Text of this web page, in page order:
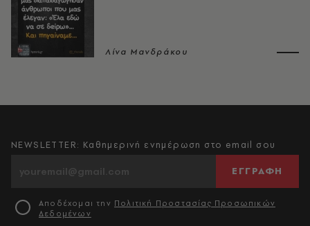
Λίνα Μανδράκου
NEWSLETTER: Καθημερινή ενημέρωση στο email σου
ΕΓΓΡΑΦΗ
Αποδέχομαι την Πολιτική Προστασίας Προσωπικών
Δεδομένων